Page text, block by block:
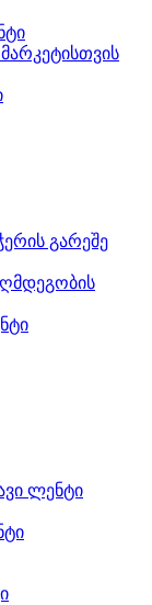
გარეშე
ლენტი